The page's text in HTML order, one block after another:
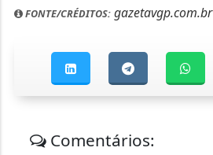
FONTE/CRÉDITOS:gazetavgp.com.br
Comentários: